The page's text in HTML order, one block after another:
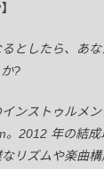
としたら、あ
?
ンストゥルメ
。2012 年の結成
リズムや楽曲